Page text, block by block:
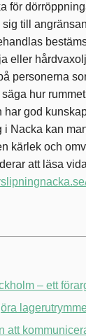
för
till
eller
personerna
hur rummet
har god
Nacka kan
kärlek och
att läsa
– ett
att